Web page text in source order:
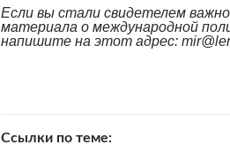
Если вы стали свидетелем
материала о международной
напишите на этот адрес:
Ссылки по теме